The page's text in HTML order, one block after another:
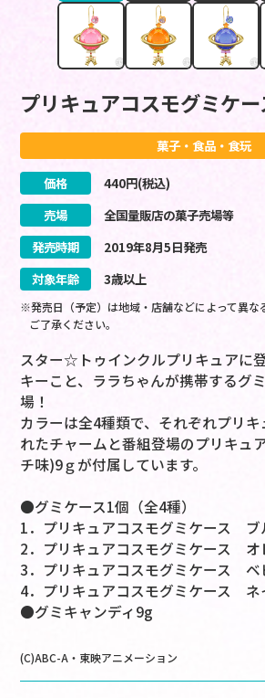
プリキュアコスモグミケ
菓子・食品・食玩
価格 440円(税込)
売場
全国量販店の菓子売場等
発売時期
2019年8月5日発売
対象年齢
3歳以上
※発売日（予定）は地域・店舗などによって異な
ご了承ください。
スター☆トゥインクルプリキュアに
キーこと、ララちゃんが携帯するグ
場！
カラーは全4種類で、それぞれプリ
れたチャームと番組登場のプリキュ
チ味)9ｇが付属しています。
●グミケース1個（全4種）
1．プリキュアコスモグミケース ブ
2．プリキュアコスモグミケース オ
3．プリキュアコスモグミケース ベ
4．プリキュアコスモグミケース ネ
●グミキャンディ9g
(C)ABC-A・東映アニメーション